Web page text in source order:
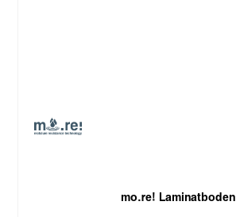
mo.re! Laminatboden